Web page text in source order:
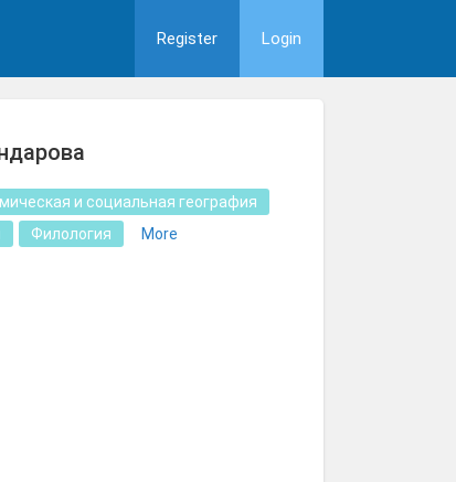
Register Login
и социальная география
Филология More